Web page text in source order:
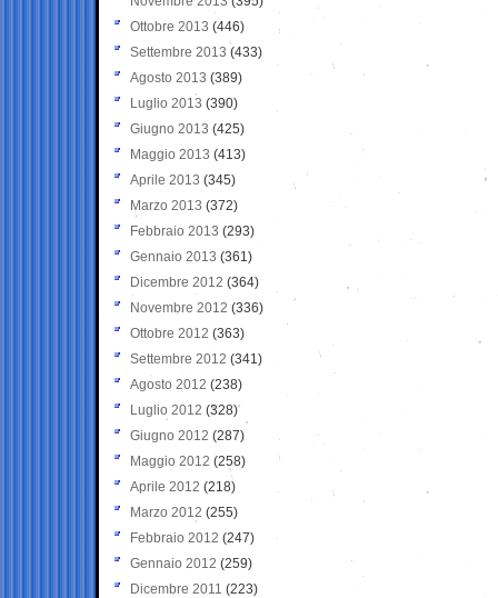
Ottobre 2013 (446)
Settembre 2013 (433)
Agosto 2013 (389)
Luglio 2013 (390)
Giugno 2013 (425)
Maggio 2013 (413)
Aprile 2013 (345)
Marzo 2013 (372)
Febbraio 2013 (293)
Gennaio 2013 (361)
Dicembre 2012 (364)
Novembre 2012 (336)
Ottobre 2012 (363)
Settembre 2012 (341)
Agosto 2012 (238)
Luglio 2012 (328)
Giugno 2012 (287)
Maggio 2012 (258)
Aprile 2012 (218)
Marzo 2012 (255)
Febbraio 2012 (247)
Gennaio 2012 (259)
Dicembre 2011 (223)